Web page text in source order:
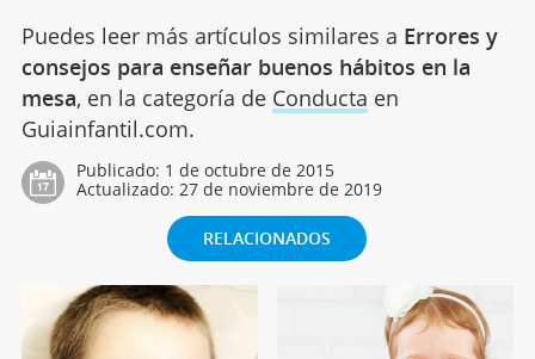
Puedes leer más artículos similares a Errores y
consejos para enseñar buenos hábitos en la
mesa, en la categoría de Conducta en
Guiainfantil.com.
Publicado: 1 de octubre de 2015
Actualizado: 27 de noviembre de 2019
RELACIONADOS